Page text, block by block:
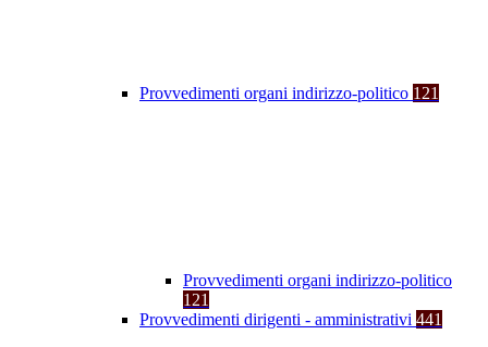
Provvedimenti organi indirizzo-politico 121
Provvedimenti organi indirizzo-politico
121
Provvedimenti dirigenti - amministrativi 441